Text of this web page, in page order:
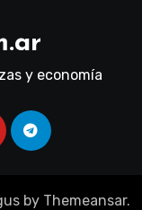
y economía
by Themeansar.